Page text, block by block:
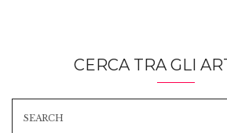
CERCA TRA GLI